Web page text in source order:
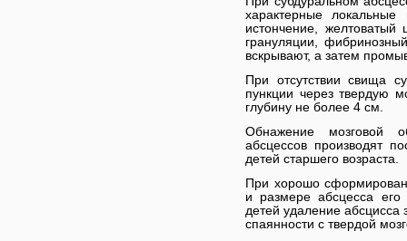
характерные локальные
истончение, желтоватый
грануляции,
вскрывают, а затем
При отсутствии свища
пункции через твердую
глубину не более 4 см.
Обнажение мозговой
абсцессов производят
детей старшего возраста.
При хорошо
и размере абсцесса
детей удаление абсцисса
спаянности с твердой